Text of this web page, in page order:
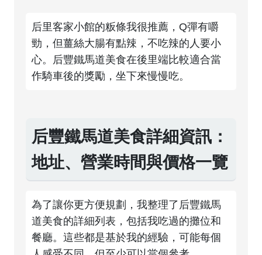
后里客家小館的粄條我很推薦，Q彈有嚼
勁，但薑絲大腸有點辣，不吃辣的人要小
心。后豐鐵馬道美食在後里端比較適合當
作騎車後的獎勵，坐下來慢慢吃。
后豐鐵馬道美食詳細資訊：
地址、營業時間與價格一覽
為了讓你更方便規劃，我整理了后豐鐵馬
道美食的詳細列表，包括我吃過的攤位和
餐廳。這些都是基於我的經驗，可能每個